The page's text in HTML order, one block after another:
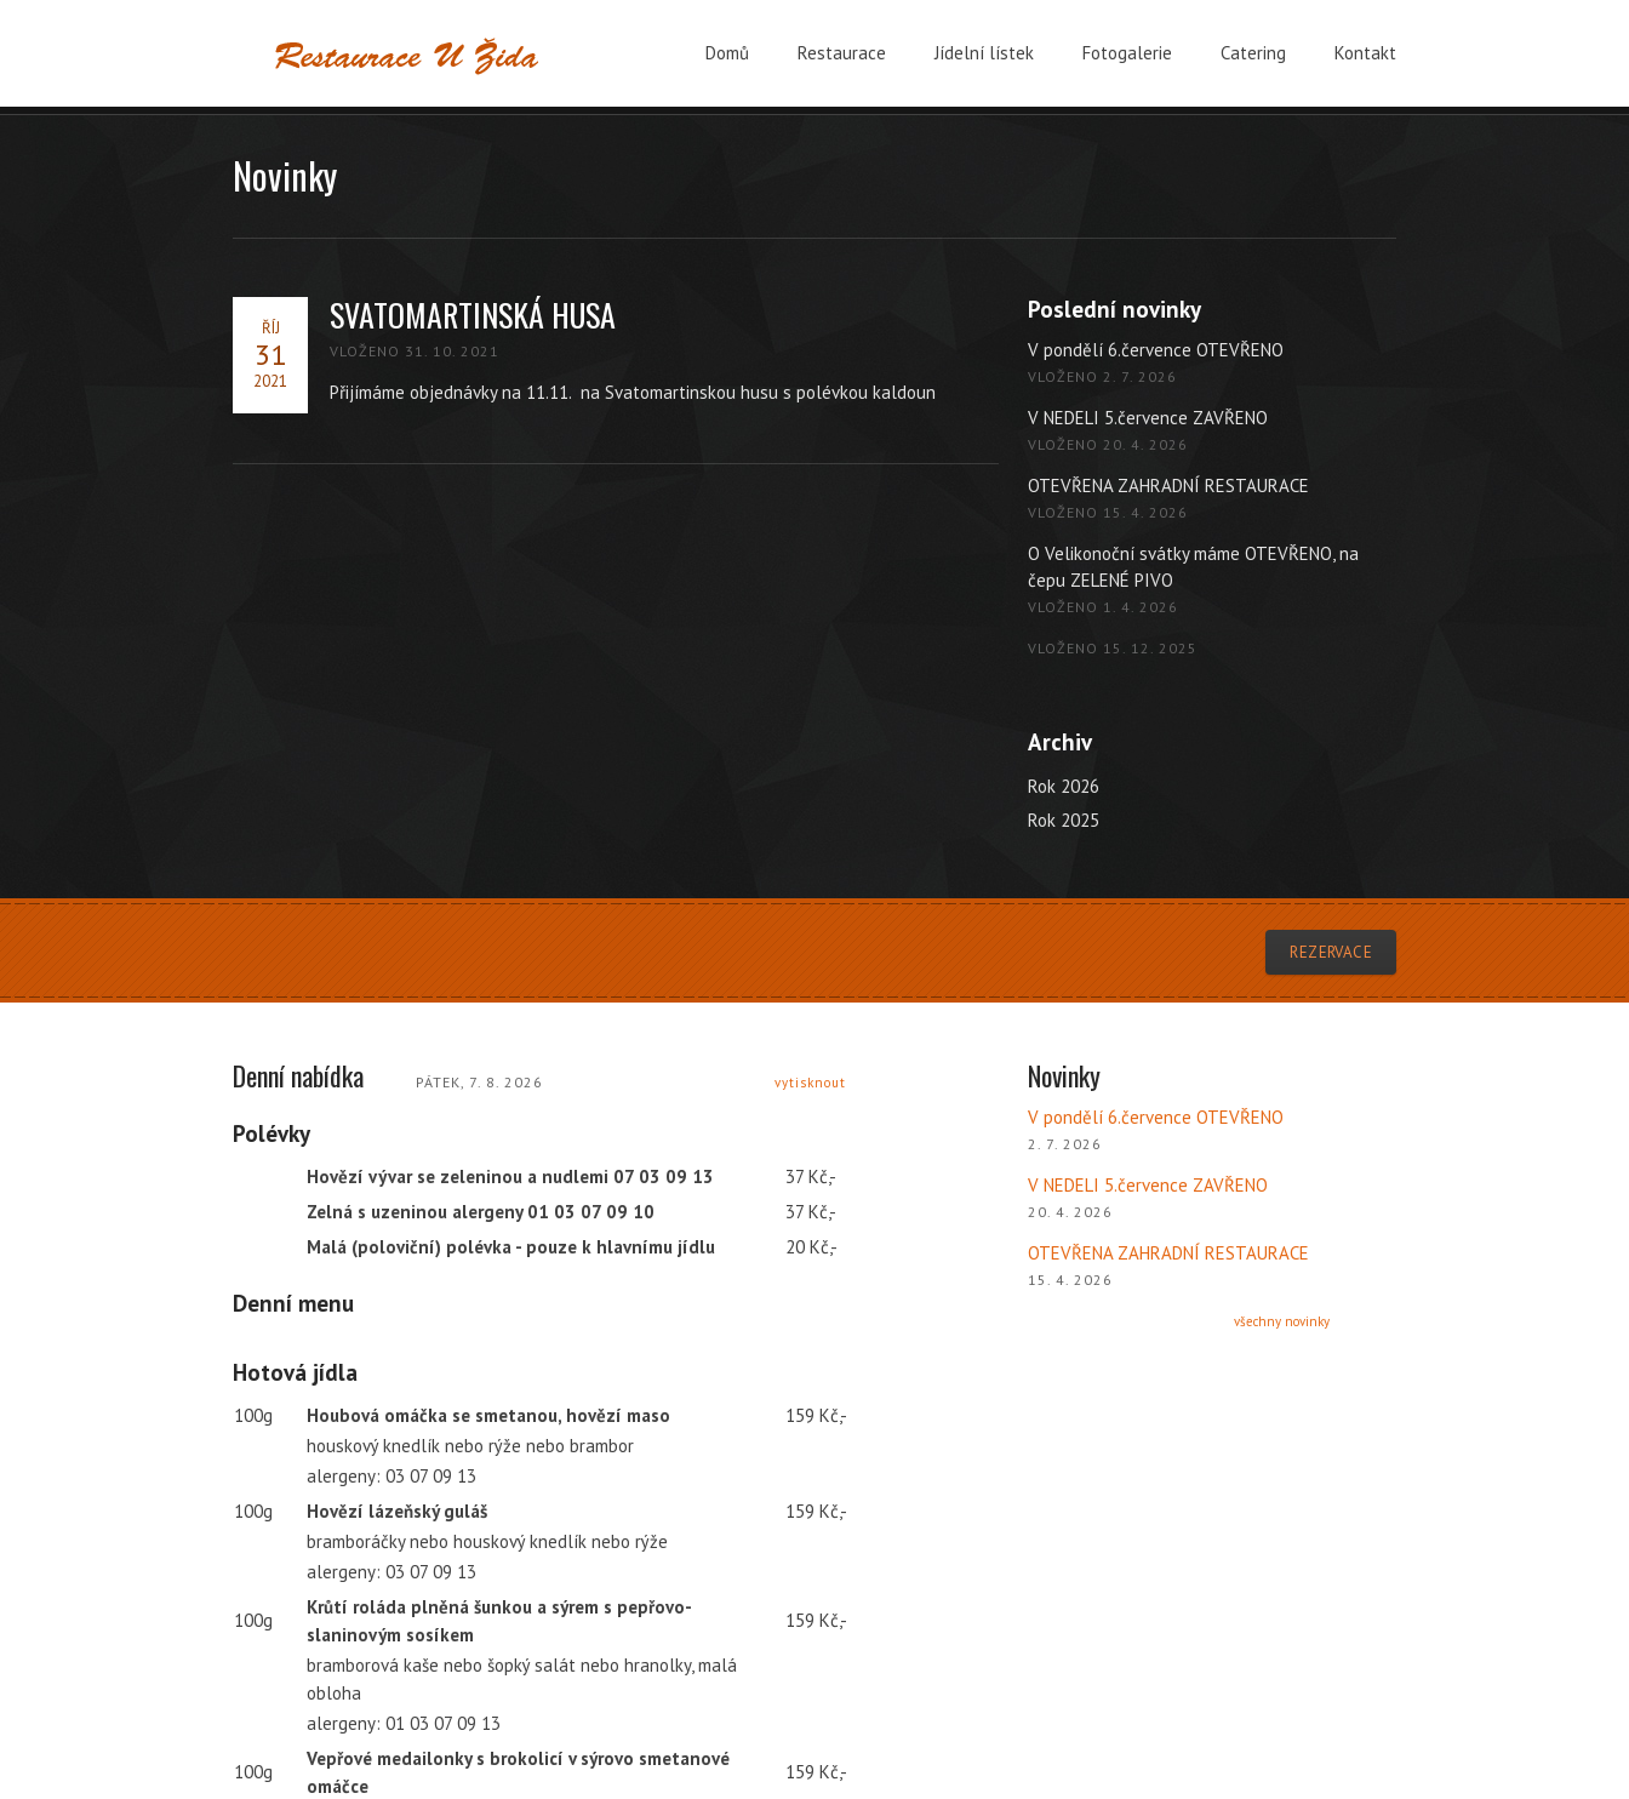
Domů Restaurace Jídelní lístek Fotogalerie Catering Kontakt
Novinky
ŘÍJ
31
2021
SVATOMARTINSKÁ HUSA
VLOŽENO 31. 10. 2021
Přijímáme objednávky na 11.11. na Svatomartinskou husu s polévkou kaldoun
Poslední novinky
V pondělí 6.července OTEVŘENO
VLOŽENO 2. 7. 2026
V NEDELI 5.července ZAVŘENO
VLOŽENO 20. 4. 2026
OTEVŘENA ZAHRADNÍ RESTAURACE
VLOŽENO 15. 4. 2026
O Velikonoční svátky máme OTEVŘENO, na
čepu ZELENÉ PIVO
VLOŽENO 1. 4. 2026
VLOŽENO 15. 12. 2025
Archiv
Rok 2026
Rok 2025
REZERVACE
Denní nabídka PÁTEK, 7. 8. 2026 vytisknout
Polévky
Hovězí vývar se zeleninou a nudlemi 07 03 09 13
37 Kč,-
Zelná s uzeninou alergeny 01 03 07 09 10
37 Kč,-
Malá (poloviční) polévka - pouze k hlavnímu jídlu
20 Kč,-
Denní menu
Hotová jídla
100g Houbová omáčka se smetanou, hovězí maso
159 Kč,-
houskový knedlík nebo rýže nebo brambor
alergeny: 03 07 09 13
100g
Hovězí lázeňský guláš
159 Kč,-
bramboráčky nebo houskový knedlík nebo rýže
alergeny: 03 07 09 13
100g
Krůtí roláda plněná šunkou a sýrem s pepřovo-
slaninovým sosíkem
159 Kč,-
bramborová kaše nebo šopký salát nebo hranolky, malá
obloha
alergeny: 01 03 07 09 13
100g
Vepřové medailonky s brokolicí v sýrovo smetanové
omáčce
159 Kč,-
Novinky
V pondělí 6.července OTEVŘENO
2. 7. 2026
V NEDELI 5.července ZAVŘENO
20. 4. 2026
OTEVŘENA ZAHRADNÍ RESTAURACE
15. 4. 2026
všechny novinky